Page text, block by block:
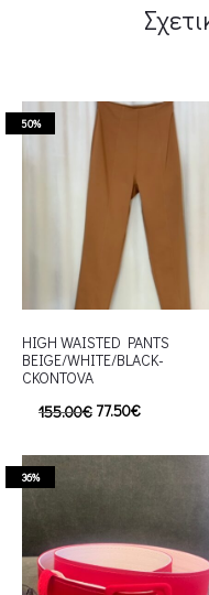
50%
HIGH WAISTED PANTS
BEIGE/WHITE/BLACK-
CKONTOVA
155.00€ 77.50€
36%